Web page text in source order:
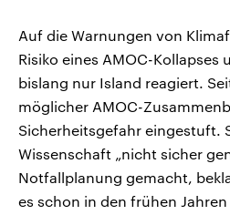
Auf die Warnungen von
Risiko eines AMOC-
bislang nur Island reagiert.
möglicher AMOC-
Sicherheitsgefahr eingestuft.
Wissenschaft „nicht sicher
Notfallplanung gemacht,
es schon in den frühen